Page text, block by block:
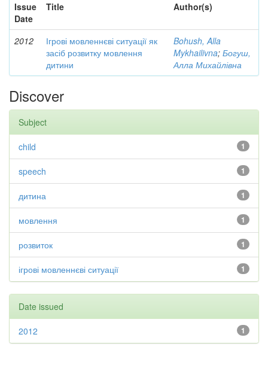
Issue
Date
Title Author(s)
2012
Ігрові мовленнєві ситуації як
засіб розвитку мовлення
дитини
Bohush, Alla
Mykhailivna; Богуш,
Алла Михайлівна
Discover
Subject
1
child
1
speech
1
дитина
1
мовлення
1
розвиток
1
ігрові мовленнєві ситуації
Date issued
1
2012